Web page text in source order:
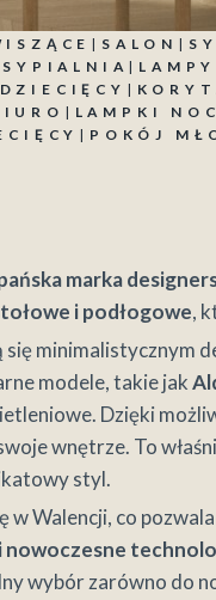
| SALON |
SYPIALNIA |
|
| LAMPKI
| POKÓJ
marka
i podłogowe,
minimalistycznym
modele, takie jak
Dzięki
wnętrze. To
styl.
w Walencji, co
wybór zarówno do